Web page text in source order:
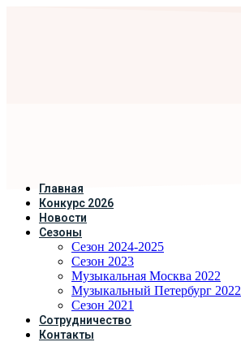
Главная
Конкурс 2026
Новости
Сезоны
Сезон 2024-2025
Сезон 2023
Музыкальная Москва 2022
Музыкальный Петербург 2022
Сезон 2021
Сотрудничество
Контакты